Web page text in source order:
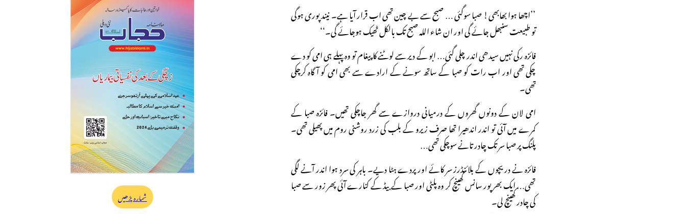
’’اچھا ہوا بھابھی! صبا سوگئی … صبح سے بے چین تھی اب قرار آیا ہے۔ نیند پوری ہوگی
تو طبیعت سنبھل جائے گی اور ان شاء اللہ صبح تک بالکل ٹھیک ہوجائے گی۔‘‘
فائزہ رکی نہیں سیدھی اندر چلی گئی… ابو کے دیر سے لوٹنے کا پیغام تو وہ پہلے ہی امی کو دے
چکی تھی اور اب رات کو صبا کے ساتھ سونے کے ارادے سے بھی امی کو آگاہ کرچکی
تھی۔
امی لان کے دونوں گھروں کے درمیانی دروازے سے گھر جاچکی تھیں۔ فائزہ صبا کے
کمرے میں آئی تو اندر اندھیرا تھا صرف زیرو کے بلب کی زرد روشنی روم میں پھیلی تھی۔
پلنگ پر صبا سر تک چادر تانے سوچکی تھی…
فائزہ نے دریچوں کے بلائنڈرز سر کائے اور پردے ہٹا دیے۔ باہر کی سرد ہوا اندر آنے لگی
تھی… ایک بھرپور سانس کھینچ کر وہ پلٹی اور صبا کے بیڈ کے کنارے آئی پھر زور سے صبا
کی چادر کھینچ لی۔
شمارہ پڑھیں